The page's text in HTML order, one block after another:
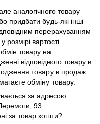
аналогічного товару
придбати будь-які інші
перерахуванням
розмірі вартості
товару на
відповідного товару в
товару в продаж
обміну товару.
за адресою:
93
за товар кошти?